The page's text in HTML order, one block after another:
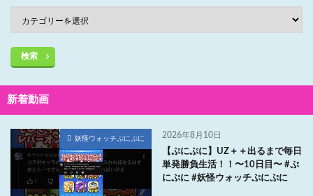
検索
新着動画
妖怪ウォッチぷにぷに 2026年8月10日
【ぷにぷに】UZ＋＋出るまで毎日
単発勝負生活！！〜10日目〜 #ぷ
にぷに #妖怪ウォッチぷにぷに